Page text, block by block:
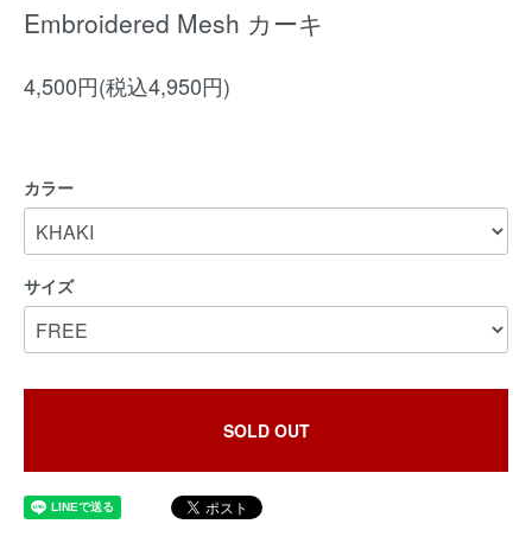
Embroidered Mesh カーキ
4,500円(税込4,950円)
カラー
サイズ
SOLD OUT